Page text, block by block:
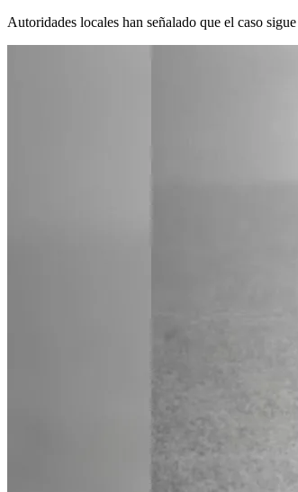
Autoridades locales han señalado que el caso